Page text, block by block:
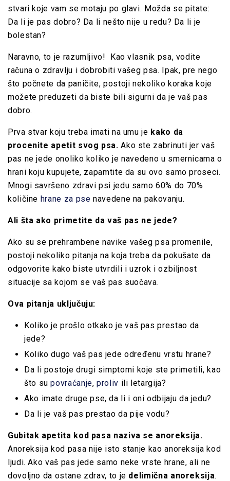
stvari koje vam se motaju po glavi. Možda se pitate:
Da li je pas dobro? Da li nešto nije u redu? Da li je
bolestan?
Naravno, to je razumljivo! Kao vlasnik psa, vodite
računa o zdravlju i dobrobiti vašeg psa. Ipak, pre nego
što počnete da paničite, postoji nekoliko koraka koje
možete preduzeti da biste bili sigurni da je vaš pas
dobro.
Prva stvar koju treba imati na umu je kako da
procenite apetit svog psa. Ako ste zabrinuti jer vaš
pas ne jede onoliko koliko je navedeno u smernicama o
hrani koju kupujete, zapamtite da su ovo samo proseci.
Mnogi savršeno zdravi psi jedu samo 60% do 70%
količine hrane za pse navedene na pakovanju.
Ali šta ako primetite da vaš pas ne jede?
Ako su se prehrambene navike vašeg psa promenile,
postoji nekoliko pitanja na koja treba da pokušate da
odgovorite kako biste utvrdili i uzrok i ozbiljnost
situacije sa kojom se vaš pas suočava.
Ova pitanja uključuju:
Koliko je prošlo otkako je vaš pas prestao da
jede?
Koliko dugo vaš pas jede određenu vrstu hrane?
Da li postoje drugi simptomi koje ste primetili, kao
što su povraćanje,proliv ili letargija?
Ako imate druge pse, da li i oni odbijaju da jedu?
Da li je vaš pas prestao da pije vodu?
Gubitak apetita kod pasa naziva se anoreksija.
Anoreksija kod pasa nije isto stanje kao anoreksija kod
ljudi. Ako vaš pas jede samo neke vrste hrane, ali ne
dovoljno da ostane zdrav, to je delimična anoreksija.